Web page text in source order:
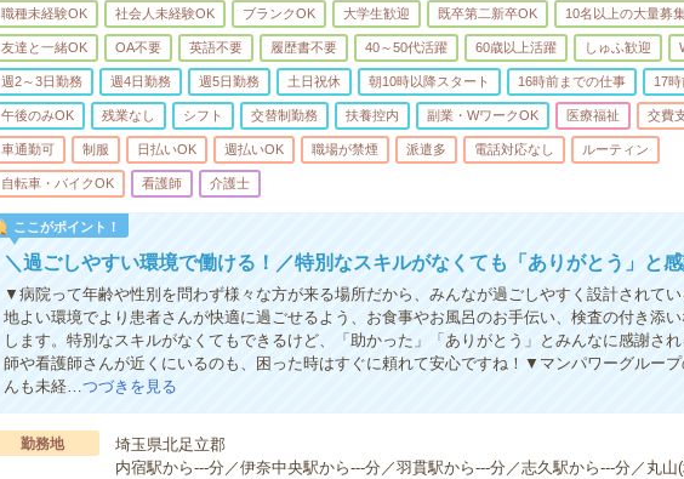
職種未経験OK 社会人未経験OK ブランクOK 大学生歓迎 既卒第二新卒OK 10名以上の大量募
友達と一緒OK OA不要 英語不要 履歴書不要 40～50代活躍 60歳以上活躍 しゅふ歓迎
週2～3日勤務 週4日勤務 週5日勤務 土日祝休 朝10時以降スタート 16時前までの仕事 17
午後のみOK 残業なし シフト 交替制勤務 扶養控内 副業・WワークOK 医療福祉 交費
車通勤可 制服 日払いOK 週払いOK 職場が禁煙 派遣多 電話対応なし ルーティン
自転車・バイクOK 看護師 介護士
ここがポイント！
＼過ごしやすい環境で働ける！／特別なスキルがなくても「ありがとう」と
▼病院って年齢や性別を問わず様々な方が来る場所だから、みんなが過ごしやすく設計されて
地よい環境でより患者さんが快適に過ごせるよう、お食事やお風呂のお手伝い、検査の付き添
します。特別なスキルがなくてもできるけど、「助かった」「ありがとう」とみんなに感謝さ
師や看護師さんが近くにいるのも、困った時はすぐに頼れて安心ですね！▼マンパワーグループ
んも未経… つづきを見る
勤務地
埼玉県北足立郡
内宿駅から---分／伊奈中央駅から---分／羽貫駅から---分／志久駅から---分／丸山